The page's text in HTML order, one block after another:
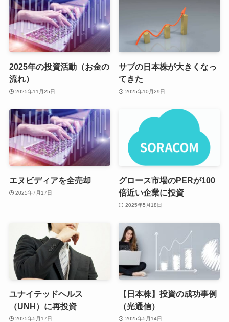
2025年の投資活動（お金の
流れ）
2025年11月25日
サブの日本株が大きくなっ
てきた
2025年10月29日
エヌビディアを全売却
2025年7月17日
グロース市場のPERが100
倍近い企業に投資
2025年5月18日
ユナイテッドヘルス
（UNH）に再投資
2025年5月17日
【日本株】投資の成功事例
（光通信）
2025年5月14日